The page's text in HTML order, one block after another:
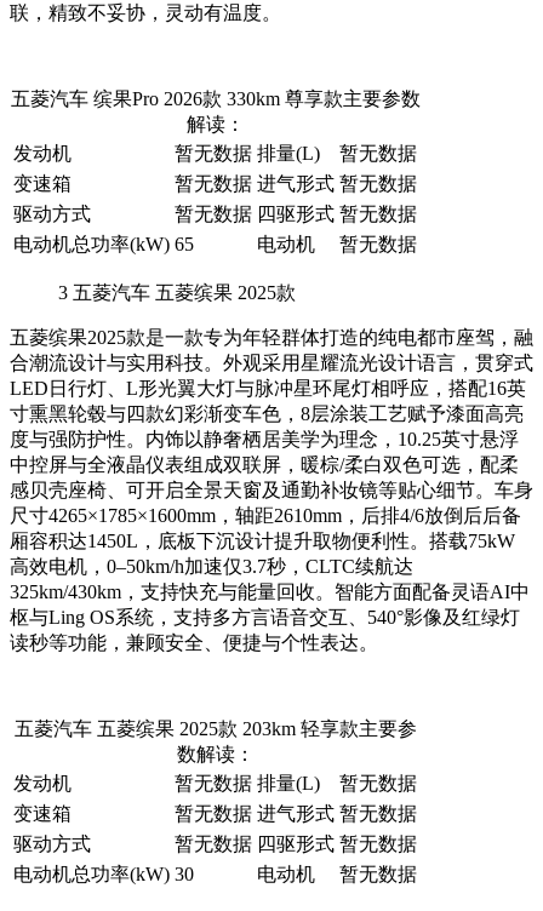
联，精致不妥协，灵动有温度。
五菱汽车 缤果Pro 2026款 330km 尊享款主要参数
解读：
发动机
暂无数据 排量(L)
暂无数据
变速箱
暂无数据 进气形式 暂无数据
驱动方式
暂无数据 四驱形式 暂无数据
电动机总功率(kW) 65 电动机 暂无数据
3 五菱汽车 五菱缤果 2025款
五菱缤果2025款是一款专为年轻群体打造的纯电都市座驾，融
合潮流设计与实用科技。外观采用星耀流光设计语言，贯穿式
LED日行灯、L形光翼大灯与脉冲星环尾灯相呼应，搭配16英
寸熏黑轮毂与四款幻彩渐变车色，8层涂装工艺赋予漆面高亮
度与强防护性。内饰以静奢栖居美学为理念，10.25英寸悬浮
中控屏与全液晶仪表组成双联屏，暖棕/柔白双色可选，配柔
感贝壳座椅、可开启全景天窗及通勤补妆镜等贴心细节。车身
尺寸4265×1785×1600mm，轴距2610mm，后排4/6放倒后后备
厢容积达1450L，底板下沉设计提升取物便利性。搭载75kW
高效电机，0–50km/h加速仅3.7秒，CLTC续航达
325km/430km，支持快充与能量回收。智能方面配备灵语AI中
枢与Ling OS系统，支持多方言语音交互、540°影像及红绿灯
读秒等功能，兼顾安全、便捷与个性表达。
五菱汽车 五菱缤果 2025款 203km 轻享款主要参
数解读：
发动机
暂无数据 排量(L)
暂无数据
变速箱
暂无数据 进气形式 暂无数据
驱动方式
暂无数据 四驱形式 暂无数据
电动机总功率(kW) 30 电动机 暂无数据